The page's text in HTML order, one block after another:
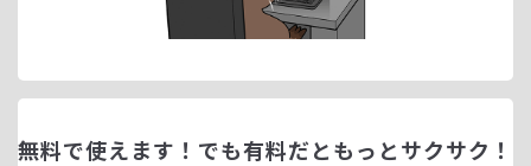
無料で使えます！ でも有料だともっとサクサク！